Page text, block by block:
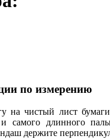
по измерению
на чистый лист
самого длинного
держите